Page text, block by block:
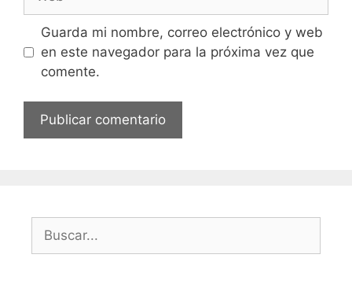
Guarda mi nombre, correo electrónico y web
en este navegador para la próxima vez que
comente.
Buscar: